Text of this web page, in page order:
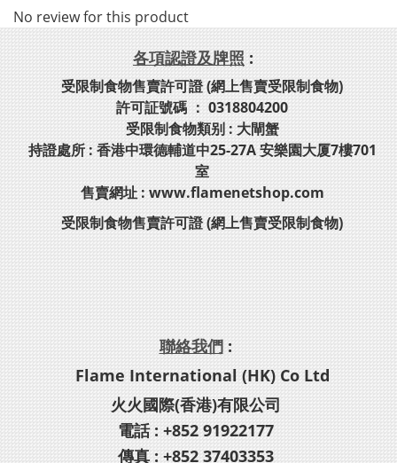
No review for this product
各項認證及牌照 :
受限制食物售賣許可證 (網上售賣受限制食物)
許可証號碼 ： 0318804200
受限制食物類别 : 大閘蟹
持證處所 : 香港中環德輔道中25-27A 安樂園大厦7樓701
室
售賣網址 : www.flamenetshop.com
受限制食物售賣許可證 (網上售賣受限制食物)
聯絡我們:
Flame International (HK) Co Ltd
火火國際(香港)有限公司
電話 : +852 91922177
傳真 : +852 37403353